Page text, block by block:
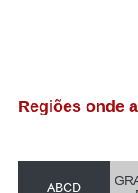
Regiões onde
ABCD